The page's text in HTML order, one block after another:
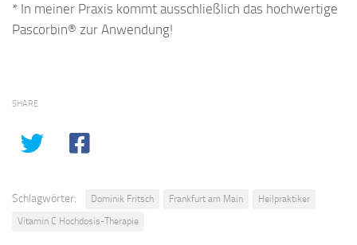
* In meiner Praxis kommt ausschließlich das hochwertige
Pascorbin® zur Anwendung!
SHARE
Schlagwörter: Dominik Fritsch Frankfurt am Main
Heilpraktiker
Vitamin C Hochdosis-Therapie